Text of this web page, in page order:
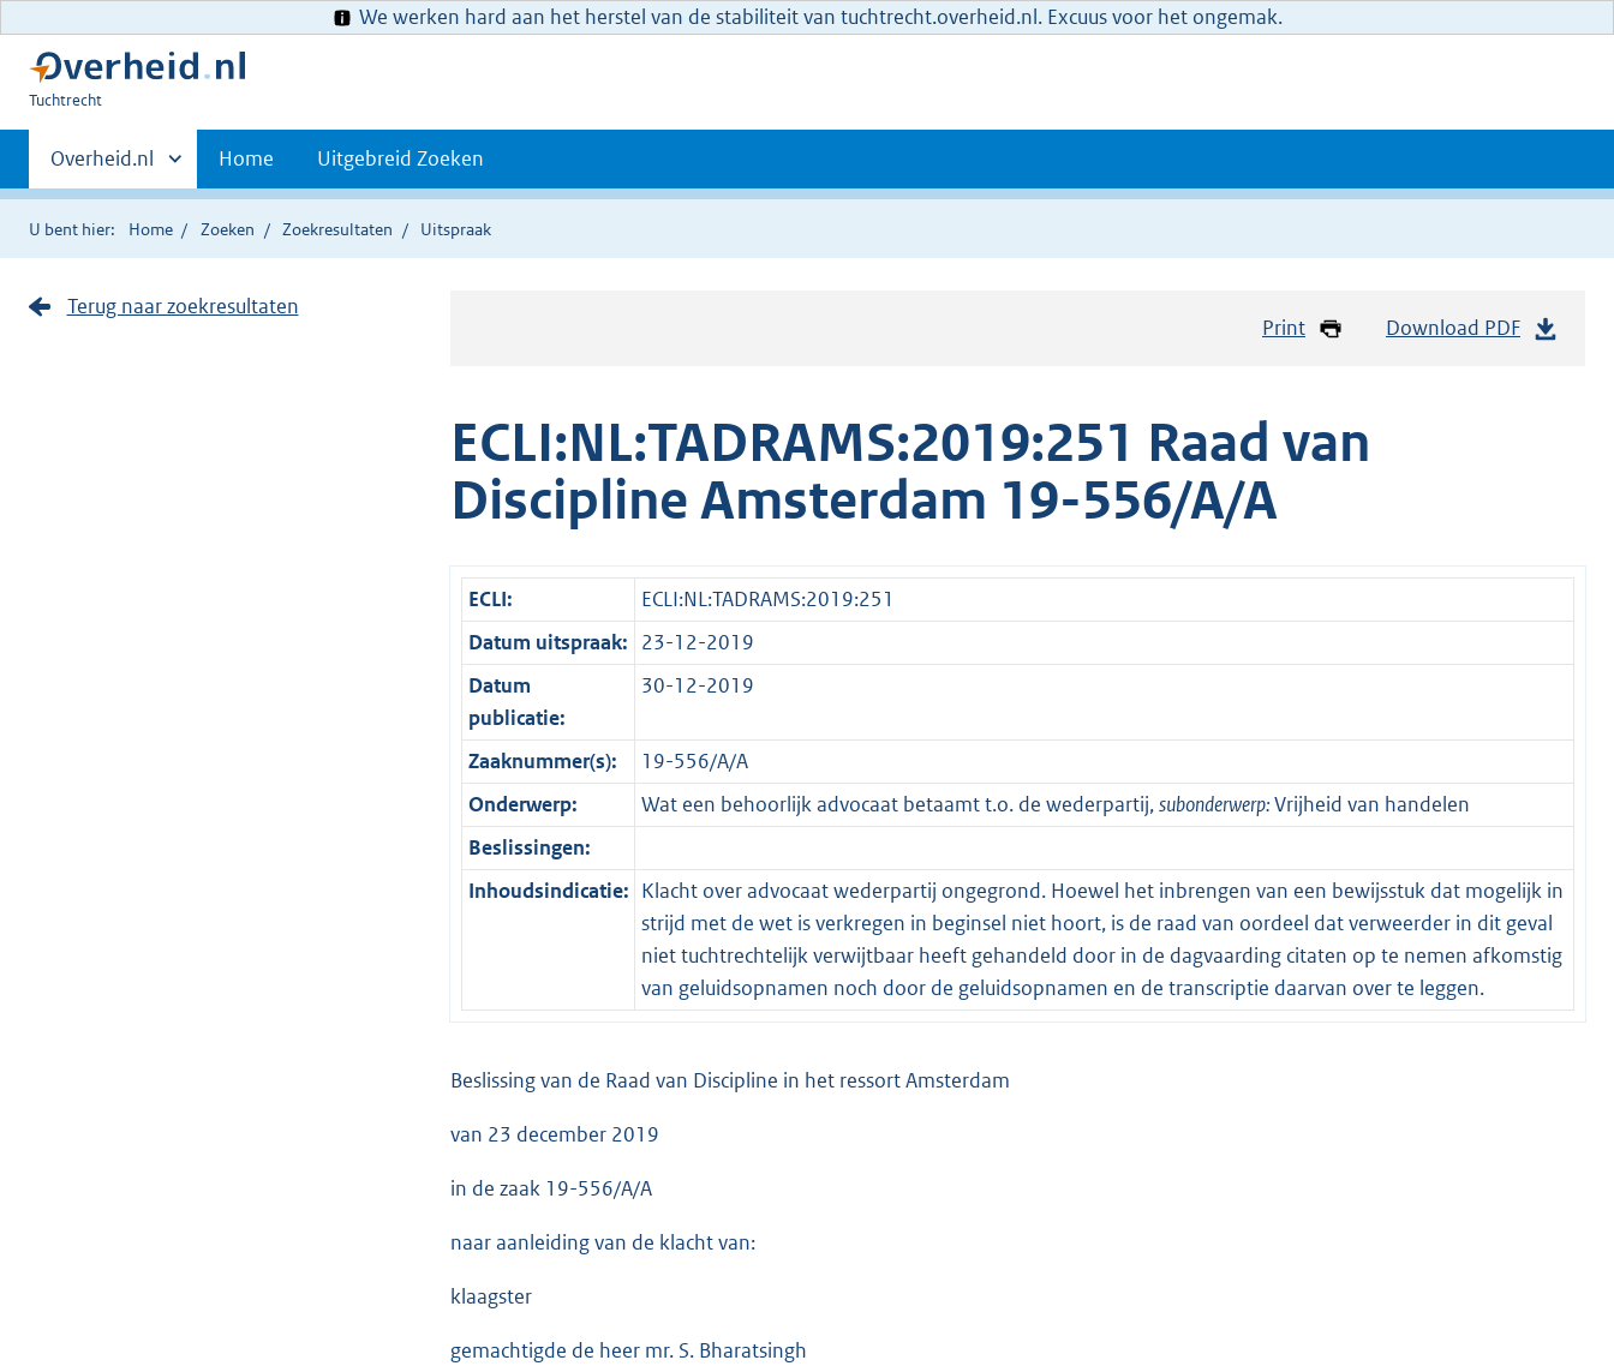
We werken hard aan het herstel van de stabiliteit van tuchtrecht.overheid.nl. Excuus voor het ongemak.
U
hier:
Tuchtrecht
Primaire
navigatie
Andere
sites
binnen
Overheid.nl Home Uitgebreid Zoeken
U bent hier: Home Zoeken Zoekresultaten Uitspraak
Print Download PDF
ECLI:NL:TADRAMS:2019:251 Raad van
Discipline Amsterdam 19-556/A/A
ECLI:
ECLI:NL:TADRAMS:2019:251
Datum uitspraak: 23-12-2019
Datum
publicatie:
30-12-2019
Zaaknummer(s):
19-556/A/A
Onderwerp:
Wat een behoorlijk advocaat betaamt t.o. de wederpartij,subonderwerp:Vrijheid van handelen
Beslissingen:
Inhoudsindicatie: Klacht over advocaat wederpartij ongegrond. Hoewel het inbrengen van een bewijsstuk dat mogelijk in
strijd met de wet is verkregen in beginsel niet hoort, is de raad van oordeel dat verweerder in dit geval
niet tuchtrechtelijk verwijtbaar heeft gehandeld door in de dagvaarding citaten op te nemen afkomstig
van geluidsopnamen noch door de geluidsopnamen en de transcriptie daarvan over te leggen.
Beslissing van de Raad van Discipline in het ressort Amsterdam
van 23 december 2019
in de zaak 19-556/A/A
naar aanleiding van de klacht van:
klaagster
gemachtigde de heer mr. S. Bharatsingh
Terug naar zoekresultaten